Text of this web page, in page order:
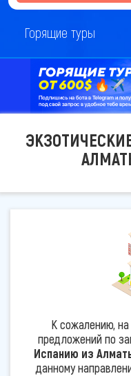
Горящие туры
К сожалению,
предложений по
Испанию из
данному